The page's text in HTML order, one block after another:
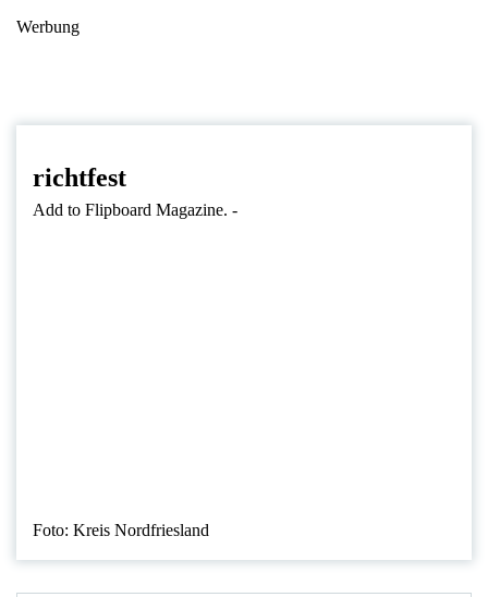
Werbung
richtfest
Add to Flipboard Magazine. -
Foto: Kreis Nordfriesland